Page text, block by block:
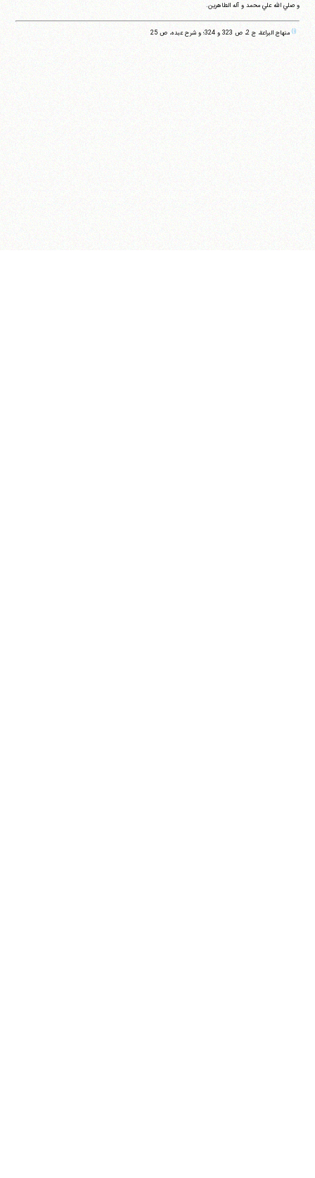
و صلي الله علي محمد و آله الطاهرين.
(۱) منهاج البراعة، ج 2، ص 323 و 324؛ و شرح عبده، ص 25